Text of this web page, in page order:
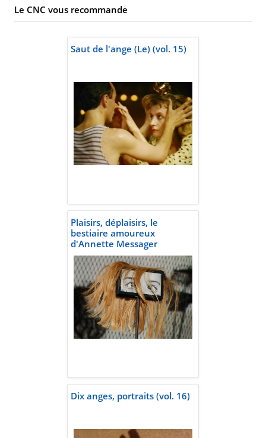
Le CNC vous recommande
Saut de l'ange (Le) (vol. 15)
Plaisirs, déplaisirs, le
bestiaire amoureux
d'Annette Messager
Dix anges, portraits (vol. 16)